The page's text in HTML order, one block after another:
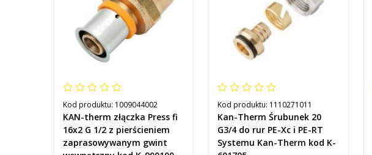
Kod produktu: 1009044002
KAN-therm złączka Press fi
16x2 G 1/2 z pierścieniem
zaprasowywanym gwint
Kod produktu: 1110271011
Kan-Therm Śrubunek 20
G3/4 do rur PE-Xc i PE-RT
Systemu Kan-Therm kod K-